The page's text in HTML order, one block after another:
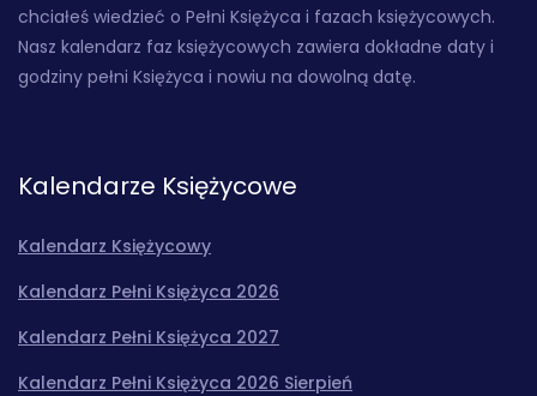
chciałeś wiedzieć o Pełni Księżyca i fazach księżycowych.
Nasz kalendarz faz księżycowych zawiera dokładne daty i
godziny pełni Księżyca i nowiu na dowolną datę.
Kalendarze Księżycowe
Kalendarz Księżycowy
Kalendarz Pełni Księżyca 2026
Kalendarz Pełni Księżyca 2027
Kalendarz Pełni Księżyca 2026 Sierpień